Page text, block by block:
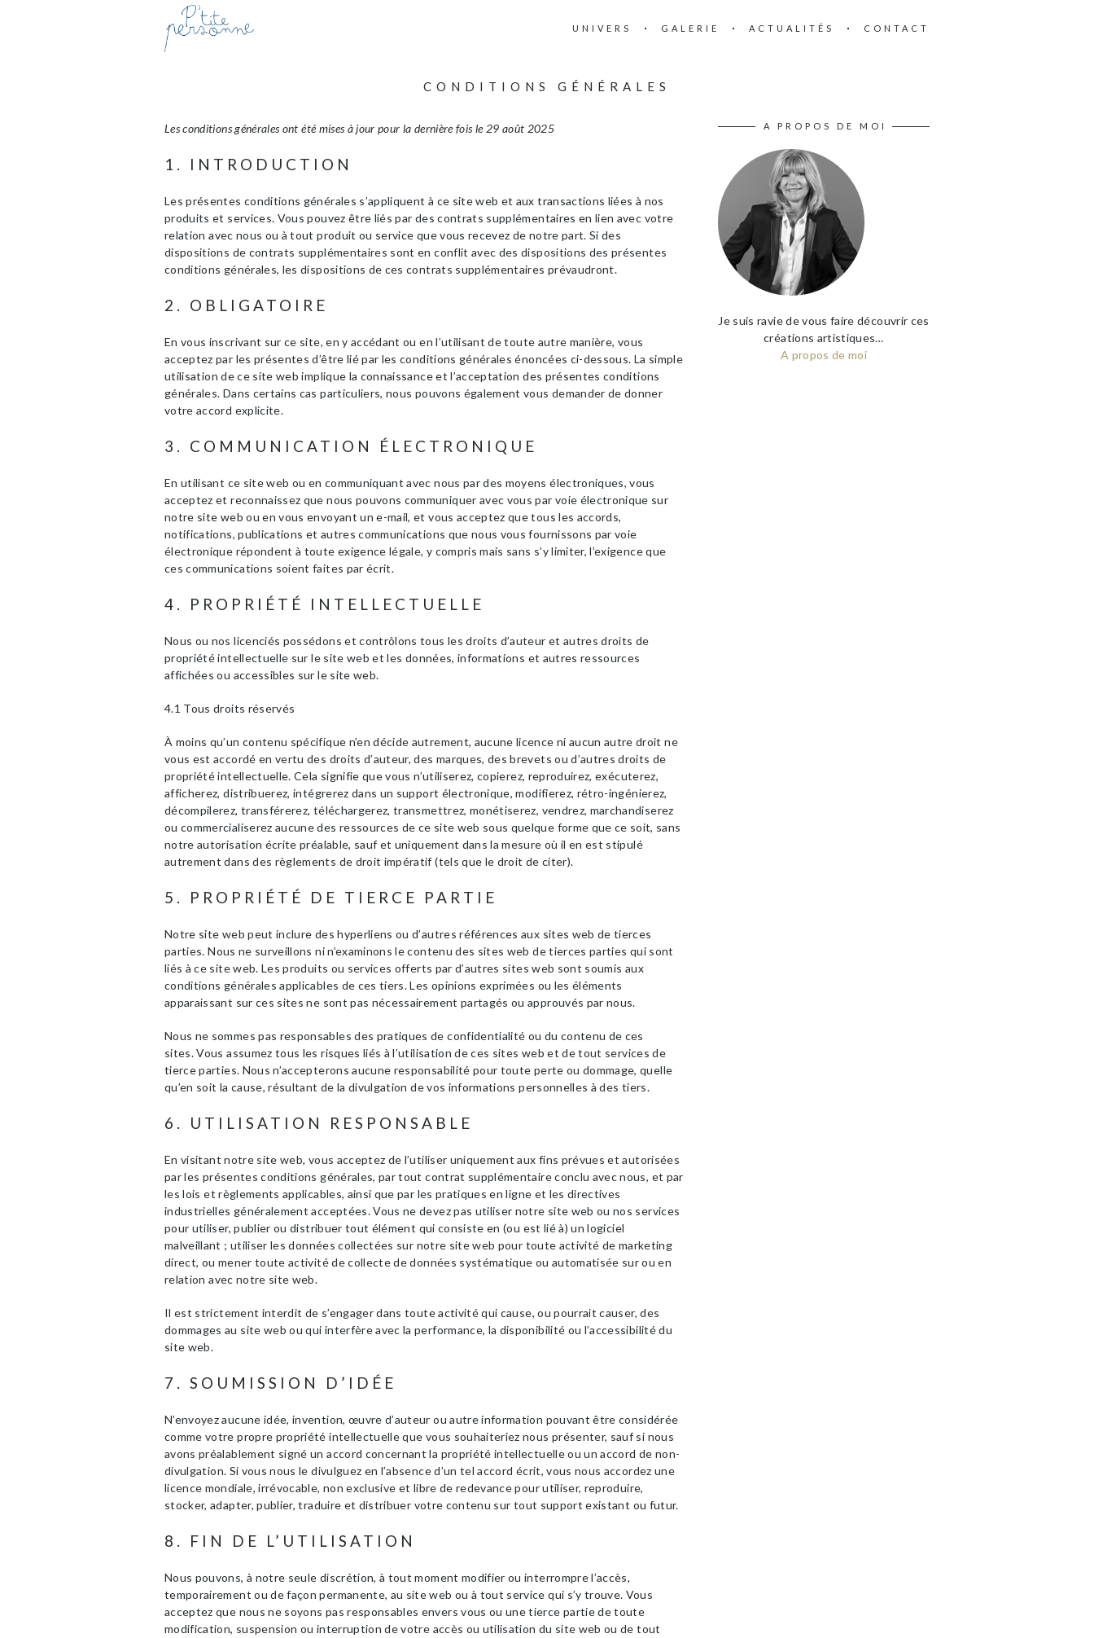
UNIVERS GALERIE ACTUALITÉS CONTACT
CONDITIONS GÉNÉRALES
Les conditions générales ont été mises à jour pour la dernière fois le 29 août 2025
1. INTRODUCTION
Les présentes conditions générales s’appliquent à ce site web et aux transactions liées à nos
produits et services. Vous pouvez être liés par des contrats supplémentaires en lien avec votre
relation avec nous ou à tout produit ou service que vous recevez de notre part. Si des
dispositions de contrats supplémentaires sont en conflit avec des dispositions des présentes
conditions générales, les dispositions de ces contrats supplémentaires prévaudront.
2. OBLIGATOIRE
En vous inscrivant sur ce site, en y accédant ou en l’utilisant de toute autre manière, vous
acceptez par les présentes d’être lié par les conditions générales énoncées ci-dessous. La simple
utilisation de ce site web implique la connaissance et l’acceptation des présentes conditions
générales. Dans certains cas particuliers, nous pouvons également vous demander de donner
votre accord explicite.
3. COMMUNICATION ÉLECTRONIQUE
En utilisant ce site web ou en communiquant avec nous par des moyens électroniques, vous
acceptez et reconnaissez que nous pouvons communiquer avec vous par voie électronique sur
notre site web ou en vous envoyant un e-mail, et vous acceptez que tous les accords,
notifications, publications et autres communications que nous vous fournissons par voie
électronique répondent à toute exigence légale, y compris mais sans s’y limiter, l’exigence que
ces communications soient faites par écrit.
4. PROPRIÉTÉ INTELLECTUELLE
Nous ou nos licenciés possédons et contrôlons tous les droits d’auteur et autres droits de
propriété intellectuelle sur le site web et les données, informations et autres ressources
affichées ou accessibles sur le site web.
4.1 Tous droits réservés
À moins qu’un contenu spécifique n’en décide autrement, aucune licence ni aucun autre droit ne
vous est accordé en vertu des droits d’auteur, des marques, des brevets ou d’autres droits de
propriété intellectuelle. Cela signifie que vous n’utiliserez, copierez, reproduirez, exécuterez,
afficherez, distribuerez, intégrerez dans un support électronique, modifierez, rétro-ingénierez,
décompilerez, transférerez, téléchargerez, transmettrez, monétiserez, vendrez, marchandiserez
ou commercialiserez aucune des ressources de ce site web sous quelque forme que ce soit, sans
notre autorisation écrite préalable, sauf et uniquement dans la mesure où il en est stipulé
autrement dans des règlements de droit impératif (tels que le droit de citer).
5. PROPRIÉTÉ DE TIERCE PARTIE
Notre site web peut inclure des hyperliens ou d’autres références aux sites web de tierces
parties. Nous ne surveillons ni n’examinons le contenu des sites web de tierces parties qui sont
liés à ce site web. Les produits ou services offerts par d’autres sites web sont soumis aux
conditions générales applicables de ces tiers. Les opinions exprimées ou les éléments
apparaissant sur ces sites ne sont pas nécessairement partagés ou approuvés par nous.
Nous ne sommes pas responsables des pratiques de confidentialité ou du contenu de ces
sites. Vous assumez tous les risques liés à l’utilisation de ces sites web et de tout services de
tierce parties. Nous n’accepterons aucune responsabilité pour toute perte ou dommage, quelle
qu’en soit la cause, résultant de la divulgation de vos informations personnelles à des tiers.
6. UTILISATION RESPONSABLE
En visitant notre site web, vous acceptez de l’utiliser uniquement aux fins prévues et autorisées
par les présentes conditions générales, par tout contrat supplémentaire conclu avec nous, et par
les lois et règlements applicables, ainsi que par les pratiques en ligne et les directives
industrielles généralement acceptées. Vous ne devez pas utiliser notre site web ou nos services
pour utiliser, publier ou distribuer tout élément qui consiste en (ou est lié à) un logiciel
malveillant ; utiliser les données collectées sur notre site web pour toute activité de marketing
direct, ou mener toute activité de collecte de données systématique ou automatisée sur ou en
relation avec notre site web.
Il est strictement interdit de s’engager dans toute activité qui cause, ou pourrait causer, des
dommages au site web ou qui interfère avec la performance, la disponibilité ou l’accessibilité du
site web.
7. SOUMISSION D’IDÉE
N’envoyez aucune idée, invention, œuvre d’auteur ou autre information pouvant être considérée
comme votre propre propriété intellectuelle que vous souhaiteriez nous présenter, sauf si nous
avons préalablement signé un accord concernant la propriété intellectuelle ou un accord de non-
divulgation. Si vous nous le divulguez en l’absence d’un tel accord écrit, vous nous accordez une
licence mondiale, irrévocable, non exclusive et libre de redevance pour utiliser, reproduire,
stocker, adapter, publier, traduire et distribuer votre contenu sur tout support existant ou futur.
8. FIN DE L’UTILISATION
Nous pouvons, à notre seule discrétion, à tout moment modifier ou interrompre l’accès,
temporairement ou de façon permanente, au site web ou à tout service qui s’y trouve. Vous
acceptez que nous ne soyons pas responsables envers vous ou une tierce partie de toute
modification, suspension ou interruption de votre accès ou utilisation du site web ou de tout
A PROPOS DE MOI
Je suis ravie de vous faire découvrir ces
créations artistiques…
A propos de moi